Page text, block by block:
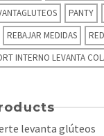
PANTY
REBAJAR MEDIDAS
INTERNO LEVANTA
levanta glúteos